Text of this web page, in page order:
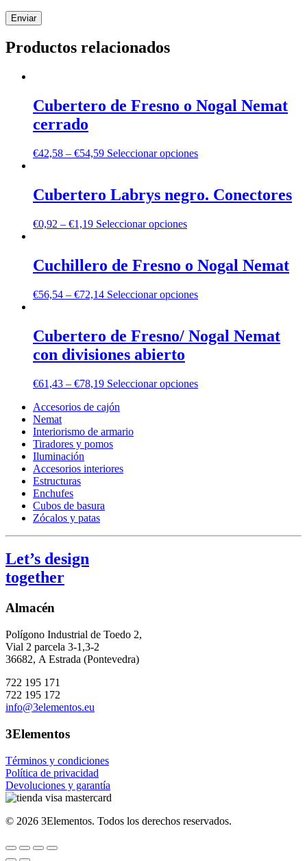
Productos relacionados
Cubertero de Fresno o Nogal Nemat
cerrado
€42,58 – €54,59 Seleccionar opciones
Cubertero Labrys negro. Conectores
€0,92 – €1,19 Seleccionar opciones
Cuchillero de Fresno o Nogal Nemat
€56,54 – €72,14 Seleccionar opciones
Cubertero de Fresno/ Nogal Nemat
con divisiones abierto
€61,43 – €78,19 Seleccionar opciones
Accesorios de cajón
Nemat
Interiorismo de armario
Tiradores y pomos
Iluminación
Accesorios interiores
Estructuras
Enchufes
Cubos de basura
Zócalos y patas
Let’s design
together
Almacén
Polígono Industrial de Toedo 2,
Vial 2 parcela 3-1,3-2
36682, A Estrada (Pontevedra)
722 195 171
722 195 172
info@3elementos.eu
3Elementos
Términos y condiciones
Política de privacidad
Devoluciones y garantía
© 2026 3Elementos. Todos los derechos reservados.